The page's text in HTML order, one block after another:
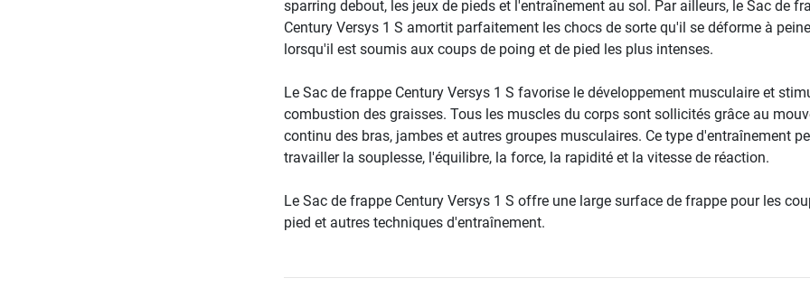
sparring debout, les jeux de pieds et l'entraînement au sol. Par ailleurs, le Sac de
Century Versys 1 S amortit parfaitement les chocs de sorte qu'il se déforme à
lorsqu'il est soumis aux coups de poing et de pied les plus intenses.
Le Sac de frappe Century Versys 1 S favorise le développement musculaire et
combustion des graisses. Tous les muscles du corps sont sollicités grâce au
continu des bras, jambes et autres groupes musculaires. Ce type d'entraînement
travailler la souplesse, l'équilibre, la force, la rapidité et la vitesse de réaction.
Le Sac de frappe Century Versys 1 S offre une large surface de frappe pour les
pied et autres techniques d'entraînement.